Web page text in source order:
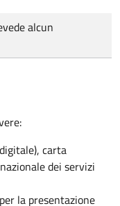
alcun
carta
dei servizi
la presentazione